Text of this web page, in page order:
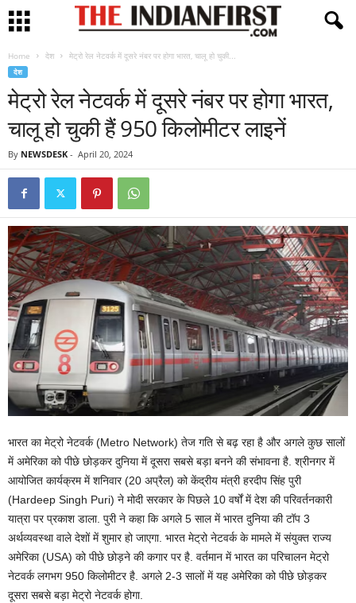
Home देश मेट्रो रेल नेटवर्क में दूसरे नंबर पर होगा भारत, चालू हो चुकी...
देश
मेट्रो रेल नेटवर्क में दूसरे नंबर पर होगा भारत,
चालू हो चुकी हैं 950 किलोमीटर लाइनें
By NEWSDESK - April 20, 2024
भारत का मेट्रो नेटवर्क (Metro Network) तेज गति से बढ़ रहा है और अगले कुछ सालों
में अमेरिका को पीछे छोड़कर दुनिया में दूसरा सबसे बड़ा बनने की संभावना है. श्रीनगर में
आयोजित कार्यक्रम में शनिवार (20 अप्रैल) को केंद्रीय मंत्री हरदीप सिंह पुरी
(Hardeep Singh Puri) ने मोदी सरकार के पिछले 10 वर्षों में देश की परिवर्तनकारी
यात्रा पर प्रकाश डाला. पुरी ने कहा कि अगले 5 साल में भारत दुनिया की टॉप 3
अर्थव्यवस्था वाले देशों में शुमार हो जाएगा. भारत मेट्रो नेटवर्क के मामले में संयुक्त राज्य
अमेरिका (USA) को पीछे छोड़ने की कगार पर है. वर्तमान में भारत का परिचालन मेट्रो
नेटवर्क लगभग 950 किलोमीटर है. अगले 2-3 सालों में यह अमेरिका को पीछे छोड़कर
दूसरा सबसे बड़ा मेट्रो नेटवर्क होगा.